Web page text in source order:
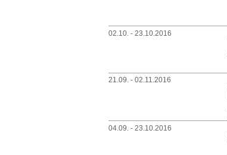
02.10. - 23.10.2016
21.09. - 02.11.2016
04.09. - 23.10.2016